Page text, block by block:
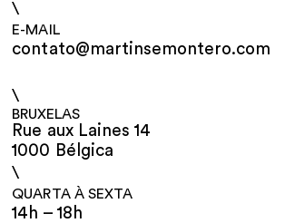
\
E-MAIL
contato@martinsemontero.com
\
BRUXELAS
Rue aux Laines 14
1000 Bélgica
\
QUARTA À SEXTA
14h – 18h